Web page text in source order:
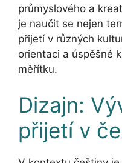
průmyslového a
je naučit se nejen
přijetí v různých
orientaci a úspěšné
měřítku.
Dizajn:
přijetí v